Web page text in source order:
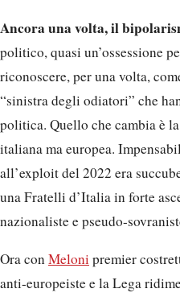
Ancora una volta, il
politico, quasi un’ossessione
riconoscere, per una volta,
“sinistra degli odiatori” che
politica. Quello che cambia è
italiana ma europea.
all’exploit del 2022 era
una Fratelli d’Italia in forte
nazionaliste e pseudo-
Ora conMeloni premier
anti-europeiste e la Lega